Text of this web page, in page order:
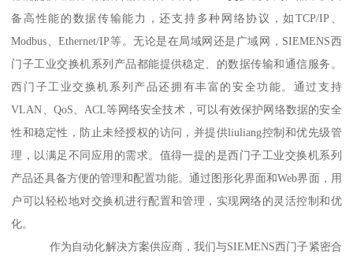
备高性能的数据传输能力，还支持多种网络协议，如TCP/IP、
Modbus、Ethernet/IP等。无论是在局域网还是广域网，SIEMENS西
门子工业交换机系列产品都能提供稳定、的数据传输和通信服务。
西门子工业交换机系列产品还拥有丰富的安全功能。通过支持
VLAN、QoS、ACL等网络安全技术，可以有效保护网络数据的安全
性和稳定性，防止未经授权的访问，并提供liuliang控制和优先级管
理，以满足不同应用的需求。值得一提的是西门子工业交换机系列
产品还具备方便的管理和配置功能。通过图形化界面和Web界面，用
户可以轻松地对交换机进行配置和管理，实现网络的灵活控制和优
化。
作为自动化解决方案供应商，我们与SIEMENS西门子紧密合